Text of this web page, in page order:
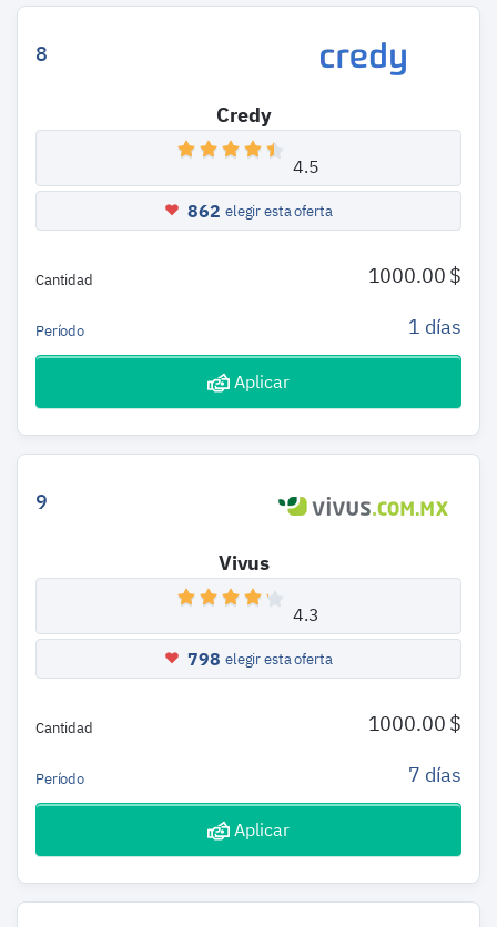
8
Credy
4.5
862 elegir esta oferta
Cantidad 1000.00 $
Período 1 días
Aplicar
9
Vivus
4.3
798 elegir esta oferta
Cantidad 1000.00 $
Período 7 días
Aplicar